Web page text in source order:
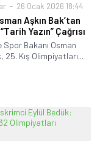
26 Ocak 2026 18:44
Aşkın Bak’tan
Yazın” Çağrısı
Spor Bakanı Osman
25. Kış Olimpiyatları...